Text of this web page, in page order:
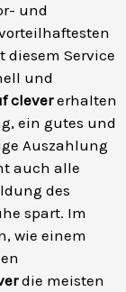
und
diesem Service
und
clevererhalten
ein gutes und
Auszahlung
auch alle
des
spart. Im
wie einem
die meisten